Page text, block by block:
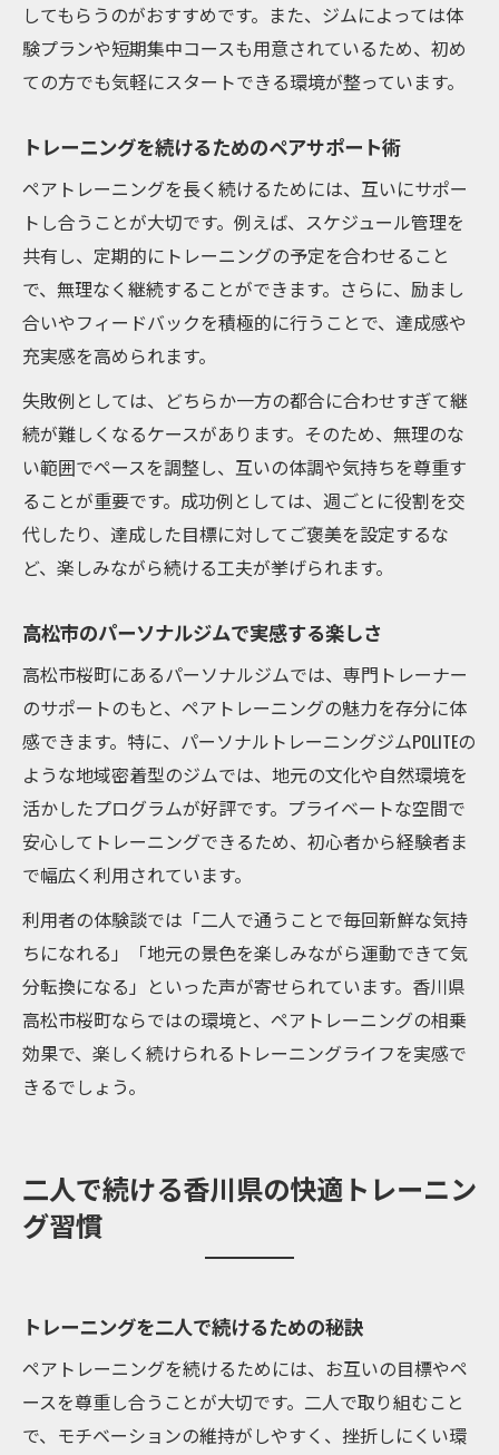
してもらうのがおすすめです。また、ジムによっては体
験プランや短期集中コースも用意されているため、初め
ての方でも気軽にスタートできる環境が整っています。
トレーニングを続けるためのペアサポート術
ペアトレーニングを長く続けるためには、互いにサポー
トし合うことが大切です。例えば、スケジュール管理を
共有し、定期的にトレーニングの予定を合わせること
で、無理なく継続することができます。さらに、励まし
合いやフィードバックを積極的に行うことで、達成感や
充実感を高められます。
失敗例としては、どちらか一方の都合に合わせすぎて継
続が難しくなるケースがあります。そのため、無理のな
い範囲でペースを調整し、互いの体調や気持ちを尊重す
ることが重要です。成功例としては、週ごとに役割を交
代したり、達成した目標に対してご褒美を設定するな
ど、楽しみながら続ける工夫が挙げられます。
高松市のパーソナルジムで実感する楽しさ
高松市桜町にあるパーソナルジムでは、専門トレーナー
のサポートのもと、ペアトレーニングの魅力を存分に体
感できます。特に、パーソナルトレーニングジムPOLITEの
ような地域密着型のジムでは、地元の文化や自然環境を
活かしたプログラムが好評です。プライベートな空間で
安心してトレーニングできるため、初心者から経験者ま
で幅広く利用されています。
利用者の体験談では「二人で通うことで毎回新鮮な気持
ちになれる」「地元の景色を楽しみながら運動できて気
分転換になる」といった声が寄せられています。香川県
高松市桜町ならではの環境と、ペアトレーニングの相乗
効果で、楽しく続けられるトレーニングライフを実感で
きるでしょう。
二人で続ける香川県の快適トレーニン
グ習慣
トレーニングを二人で続けるための秘訣
ペアトレーニングを続けるためには、お互いの目標やペ
ースを尊重し合うことが大切です。二人で取り組むこと
で、モチベーションの維持がしやすく、挫折しにくい環